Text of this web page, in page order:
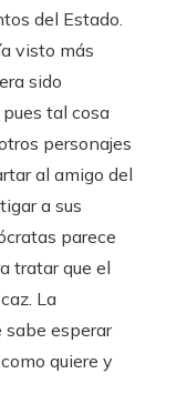
del Estado.
visto más
sido
tal cosa
personajes
al amigo del
a sus
parece
tratar que el
La
sabe esperar
quiere y